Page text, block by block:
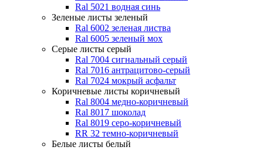
Ral 5021 водная синь
Зеленые листы зеленый
Ral 6002 зеленая листва
Ral 6005 зеленый мох
Серые листы серый
Ral 7004 сигнальный серый
Ral 7016 антрацитово-серый
Ral 7024 мокрый асфальт
Коричневые листы коричневый
Ral 8004 медно-коричневый
Ral 8017 шоколад
Ral 8019 серо-коричневый
RR 32 темно-коричневый
Белые листы белый